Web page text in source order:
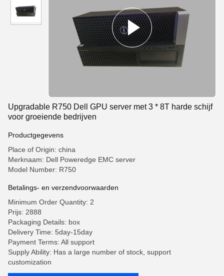
Upgradable R750 Dell GPU server met 3 * 8T harde schijf
voor groeiende bedrijven
Productgegevens
Place of Origin: china
Merknaam: Dell Poweredge EMC server
Model Number: R750
Betalings- en verzendvoorwaarden
Minimum Order Quantity: 2
Prijs: 2888
Packaging Details: box
Delivery Time: 5day-15day
Payment Terms: All support
Supply Ability: Has a large number of stock, support
customization